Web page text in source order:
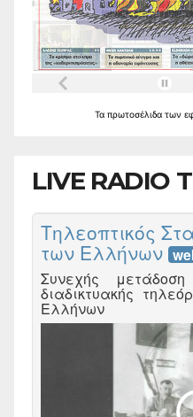
Τα πρωτοσέλιδα των
LIVE RADIO